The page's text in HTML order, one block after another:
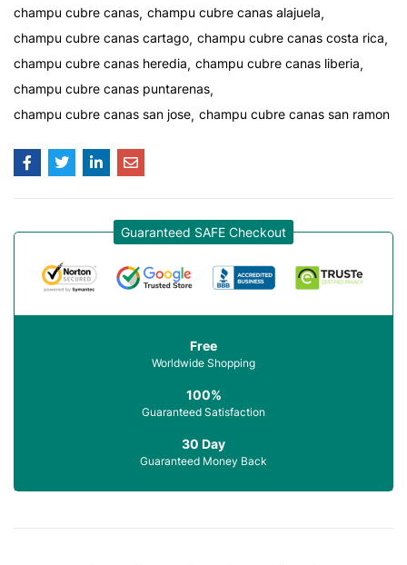
champu cubre canas champu cubre canas alajuela
champu cubre canas cartago champu cubre canas costa rica
champu cubre canas heredia champu cubre canas liberia
champu cubre canas puntarenas
champu cubre canas san jose champu cubre canas san ramon
Guaranteed SAFE Checkout
Free
Worldwide Shopping
100%
Guaranteed Satisfaction
30 Day
Guaranteed Money Back